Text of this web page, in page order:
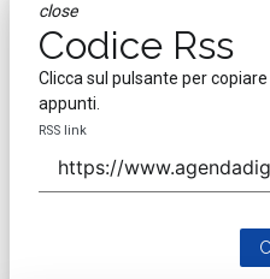
close
Codice Rss
Clicca sul pulsante per copiare
appunti.
RSS link